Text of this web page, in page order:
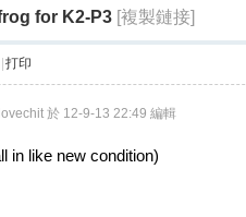
for K2-P3 [複製鏈接]
打印
於 12-9-13 22:49 編輯
in like new condition)